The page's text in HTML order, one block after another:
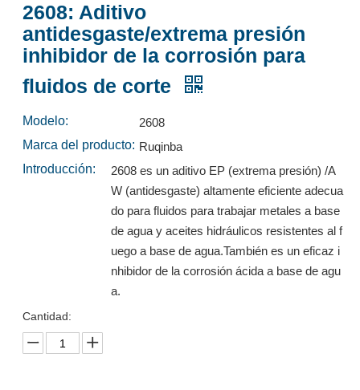
1612c lubricante de éster emulsionable para cortar líquido 1612c lubricante de éster emulsionable para cortar líquido
Preguntar
Preguntar
2608: Aditivo
antidesgaste/extrema presión
inhibidor de la corrosión para
fluidos de corte
Modelo:
2608
Marca del producto: Ruqinba
Introducción:
2608 es un aditivo EP (extrema presión) /A
W (antidesgaste) altamente eficiente adecua
do para fluidos para trabajar metales a base
de agua y aceites hidráulicos resistentes al f
uego a base de agua.También es un eficaz i
nhibidor de la corrosión ácida a base de agu
a.
Cantidad: